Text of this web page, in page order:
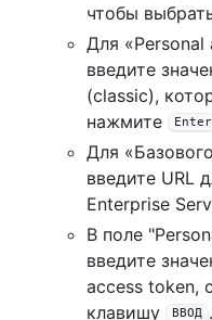
чтобы
Для
введите
(classic),
нажмите
Enter
Для
введите URL
Enterprise
В поле
введите
access token,
клавишу
ВВОД .